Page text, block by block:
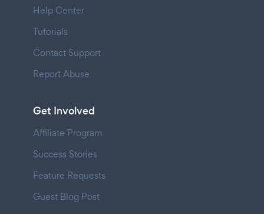
Help Center
Tutorials
Contact Support
Report Abuse
Get Involved
Affiliate Program
Success Stories
Feature Requests
Guest Blog Post